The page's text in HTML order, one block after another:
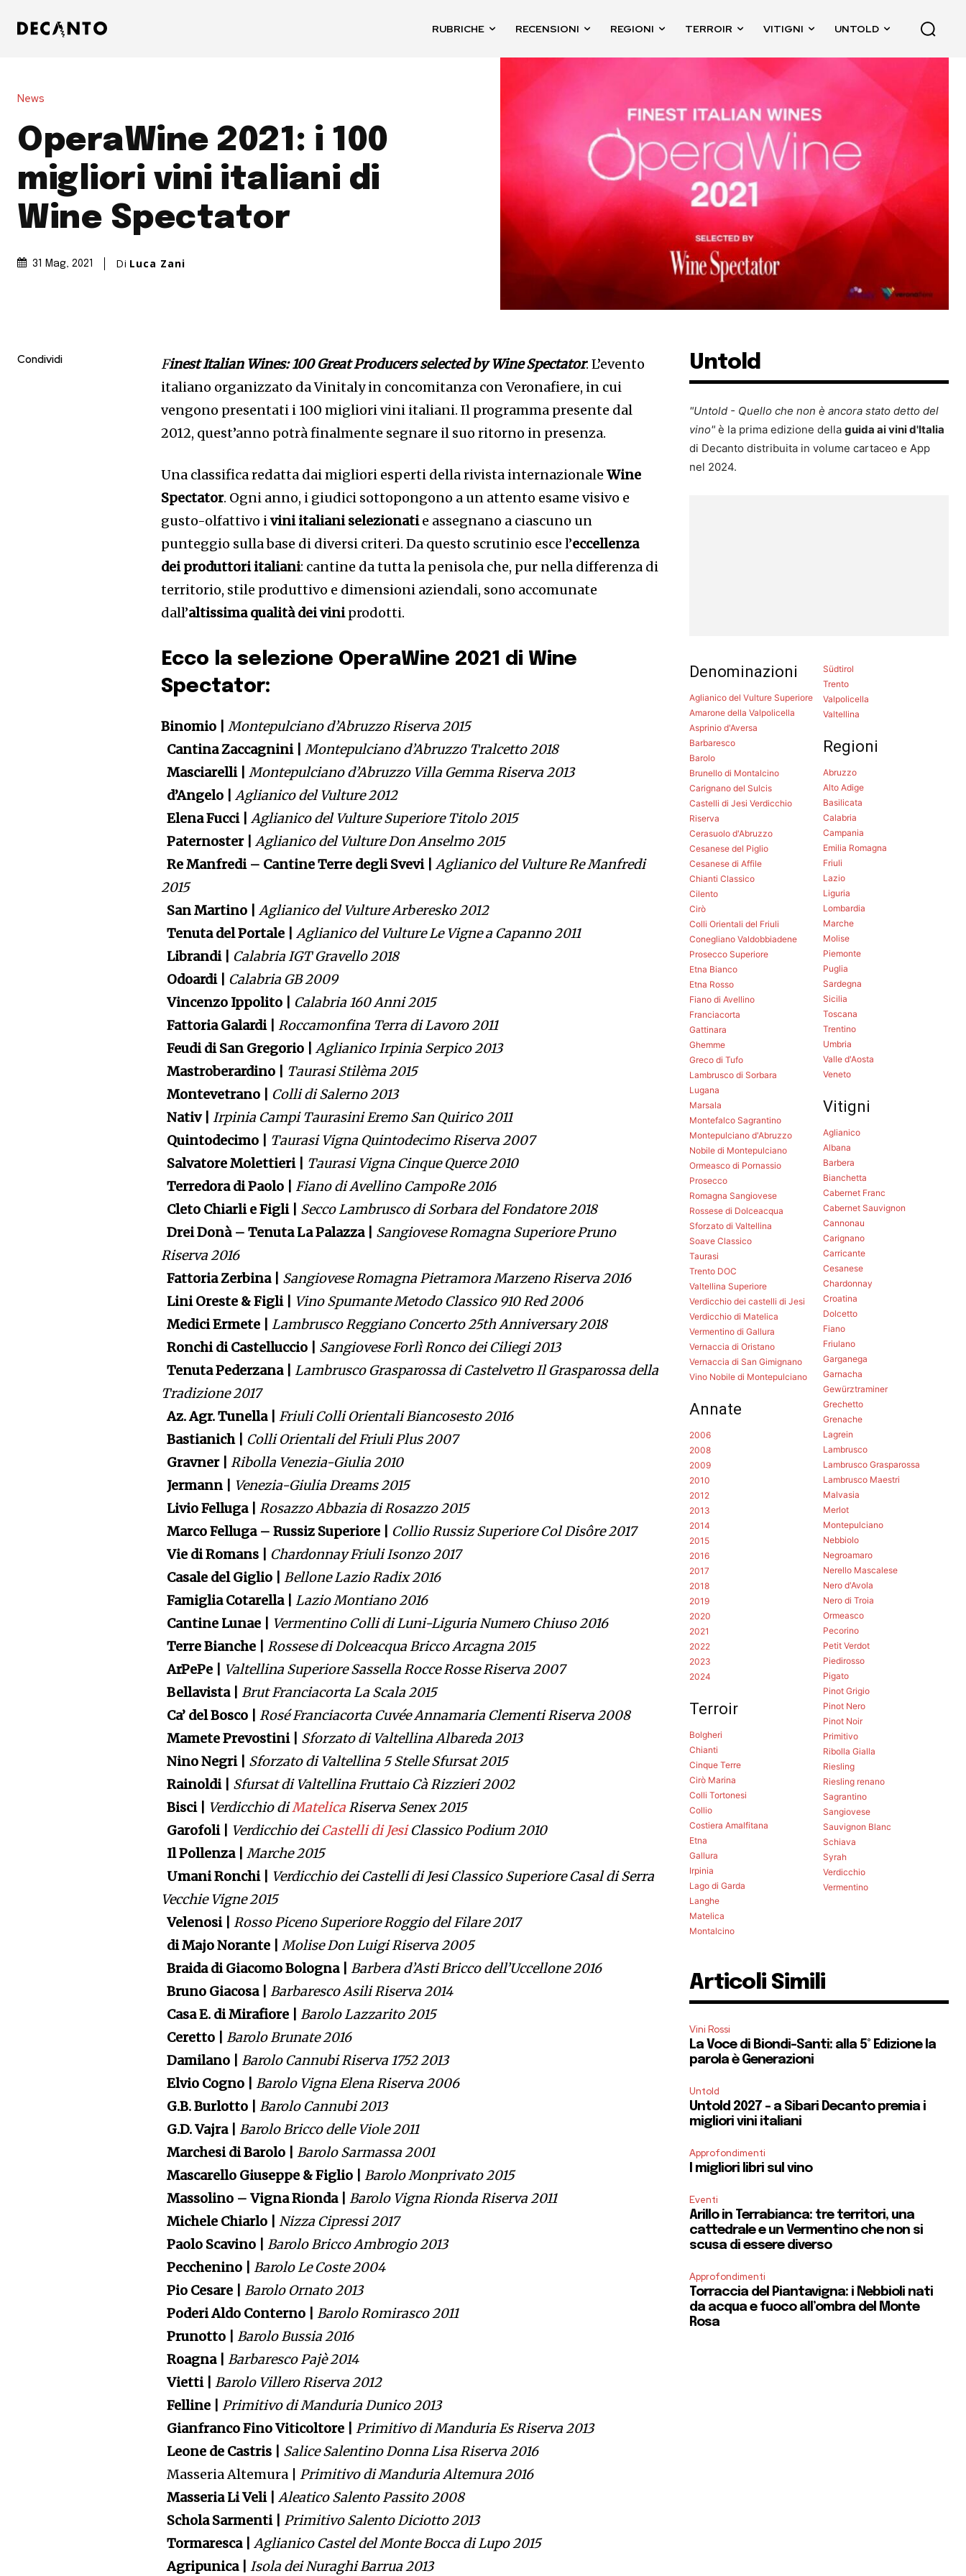
RUBRICHE RECENSIONI REGIONI TERROIR VITIGNI UNTOLD
News
OperaWine 2021: i 100
migliori vini italiani di
Wine Spectator
31 Mag, 2021 Di Luca Zani
Condividi Finest Italian Wines: 100 Great Producers selected by Wine Spectator. L’evento
italiano organizzato da Vinitaly in concomitanza con Veronafiere, in cui
vengono presentati i 100 migliori vini italiani. Il programma presente dal
2012, quest’anno potrà finalmente segnare il suo ritorno in presenza.
Una classifica redatta dai migliori esperti della rivista internazionaleWine
Spectator. Ogni anno, i giudici sottopongono a un attento esame visivo e
gusto-olfattivo ivini italiani selezionatie assegnano a ciascuno un
punteggio sulla base di diversi criteri. Da questo scrutinio esce l’eccellenza
dei produttori italiani: cantine da tutta la penisola che, pur nella differenza di
territorio, stile produttivo e dimensioni aziendali, sono accomunate
dall’altissima qualità dei viniprodotti.
Ecco la selezione OperaWine 2021 di Wine
Spectator:
Binomio |Montepulciano d’Abruzzo Riserva 2015
Cantina Zaccagnini |Montepulciano d’Abruzzo Tralcetto 2018
Masciarelli |Montepulciano d’Abruzzo Villa Gemma Riserva 2013
d’Angelo |Aglianico del Vulture 2012
Elena Fucci |Aglianico del Vulture Superiore Titolo 2015
Paternoster |Aglianico del Vulture Don Anselmo 2015
Re Manfredi – Cantine Terre degli Svevi |Aglianico del Vulture Re Manfredi
2015
San Martino |Aglianico del Vulture Arberesko 2012
Tenuta del Portale |Aglianico del Vulture Le Vigne a Capanno 2011
Librandi | Calabria IGT Gravello 2018
Odoardi | Calabria GB 2009
Vincenzo Ippolito | Calabria 160 Anni 2015
Fattoria Galardi |Roccamonfina Terra di Lavoro 2011
Feudi di San Gregorio |Aglianico Irpinia Serpico 2013
Mastroberardino | Taurasi Stilèma 2015
Montevetrano | Colli di Salerno 2013
Nativ |Irpinia Campi Taurasini Eremo San Quirico 2011
Quintodecimo | Taurasi Vigna Quintodecimo Riserva 2007
Salvatore Molettieri | Taurasi Vigna Cinque Querce 2010
Terredora di Paolo | Fiano di Avellino CampoRe 2016
Cleto Chiarli e Figli | Secco Lambrusco di Sorbara del Fondatore 2018
Drei Donà – Tenuta La Palazza | Sangiovese Romagna Superiore Pruno
Riserva 2016
Fattoria Zerbina | Sangiovese Romagna Pietramora Marzeno Riserva 2016
Lini Oreste & Figli |
Vino Spumante Metodo Classico 910 Red 2006
Medici Ermete |Lambrusco Reggiano Concerto 25th Anniversary 2018
Ronchi di Castelluccio | Sangiovese Forlì Ronco dei Ciliegi 2013
Tenuta Pederzana |Lambrusco Grasparossa di Castelvetro Il Grasparossa della
Tradizione 2017
Az. Agr. Tunella | Friuli Colli Orientali Biancosesto 2016
Bastianich | Colli Orientali del Friuli Plus 2007
Gravner |Ribolla Venezia-Giulia 2010
Jermann |
Venezia-Giulia Dreams 2015
Livio Felluga |Rosazzo Abbazia di Rosazzo 2015
Marco Felluga – Russiz Superiore | Collio Russiz Superiore Col Disôre 2017
Vie di Romans | Chardonnay Friuli Isonzo 2017
Casale del Giglio |Bellone Lazio Radix 2016
Famiglia Cotarella |Lazio Montiano 2016
Cantine Lunae |
Vermentino Colli di Luni-Liguria Numero Chiuso 2016
Terre Bianche |Rossese di Dolceacqua Bricco Arcagna 2015
ArPePe |
Valtellina Superiore Sassella Rocce Rosse Riserva 2007
Bellavista |Brut Franciacorta La Scala 2015
Ca’ del Bosco |Rosé Franciacorta Cuvée Annamaria Clementi Riserva 2008
Mamete Prevostini | Sforzato di Valtellina Albareda 2013
Nino Negri | Sforzato di Valtellina 5 Stelle Sfursat 2015
Rainoldi | Sfursat di Valtellina Fruttaio Cà Rizzieri 2002
Bisci |
Verdicchio diMatelicaRiserva Senex 2015
Garofoli |
Verdicchio deiCastelli di JesiClassico Podium 2010
Il Pollenza |Marche 2015
Umani Ronchi |
Verdicchio dei Castelli di Jesi Classico Superiore Casal di Serra
Vecchie Vigne 2015
Velenosi |Rosso Piceno Superiore Roggio del Filare 2017
di Majo Norante |Molise Don Luigi Riserva 2005
Braida di Giacomo Bologna |Barbera d’Asti Bricco dell’Uccellone 2016
Bruno Giacosa |Barbaresco Asili Riserva 2014
Casa E. di Mirafiore |Barolo Lazzarito 2015
Ceretto |Barolo Brunate 2016
Damilano |Barolo Cannubi Riserva 1752 2013
Elvio Cogno |Barolo Vigna Elena Riserva 2006
G.B. Burlotto |Barolo Cannubi 2013
G.D. Vajra |Barolo Bricco delle Viole 2011
Marchesi di Barolo |Barolo Sarmassa 2001
Mascarello Giuseppe & Figlio |Barolo Monprivato 2015
Massolino – Vigna Rionda |Barolo Vigna Rionda Riserva 2011
Michele Chiarlo |Nizza Cipressi 2017
Paolo Scavino |Barolo Bricco Ambrogio 2013
Pecchenino |Barolo Le Coste 2004
Pio Cesare |Barolo Ornato 2013
Poderi Aldo Conterno |Barolo Romirasco 2011
Prunotto |Barolo Bussia 2016
Roagna |Barbaresco Pajè 2014
Vietti |Barolo Villero Riserva 2012
Felline |Primitivo di Manduria Dunico 2013
Gianfranco Fino Viticoltore |Primitivo di Manduria Es Riserva 2013
Leone de Castris | Salice Salentino Donna Lisa Riserva 2016
Masseria Altemura |Primitivo di Manduria Altemura 2016
Masseria Li Veli |Aleatico Salento Passito 2008
Schola Sarmenti |Primitivo Salento Diciotto 2013
Tormaresca |Aglianico Castel del Monte Bocca di Lupo 2015
Agripunica |Isola dei Nuraghi Barrua 2013
Untold
"Untold - Quello che non è ancora stato detto del
vino" è la prima edizione dellaguida ai vini d'Italia
di Decanto distribuita in volume cartaceo e App
nel 2024.
Denominazioni
Aglianico del Vulture Superiore
Amarone della Valpolicella
Asprinio d'Aversa
Barbaresco
Barolo
Brunello di Montalcino
Carignano del Sulcis
Castelli di Jesi Verdicchio
Riserva
Cerasuolo d'Abruzzo
Cesanese del Piglio
Cesanese di Affile
Chianti Classico
Cilento
Cirò
Colli Orientali del Friuli
Conegliano Valdobbiadene
Prosecco Superiore
Etna Bianco
Etna Rosso
Fiano di Avellino
Franciacorta
Gattinara
Ghemme
Greco di Tufo
Lambrusco di Sorbara
Lugana
Marsala
Montefalco Sagrantino
Montepulciano d'Abruzzo
Nobile di Montepulciano
Ormeasco di Pornassio
Prosecco
Romagna Sangiovese
Rossese di Dolceacqua
Sforzato di Valtellina
Soave Classico
Taurasi
Trento DOC
Valtellina Superiore
Verdicchio dei castelli di Jesi
Verdicchio di Matelica
Vermentino di Gallura
Vernaccia di Oristano
Vernaccia di San Gimignano
Vino Nobile di Montepulciano
Annate
2006
2008
2009
2010
2012
2013
2014
2015
2016
2017
2018
2019
2020
2021
2022
2023
2024
Terroir
Bolgheri
Chianti
Cinque Terre
Cirò Marina
Colli Tortonesi
Collio
Costiera Amalfitana
Etna
Gallura
Irpinia
Lago di Garda
Langhe
Matelica
Montalcino
Südtirol
Trento
Valpolicella
Valtellina
Regioni
Abruzzo
Alto Adige
Basilicata
Calabria
Campania
Emilia Romagna
Friuli
Lazio
Liguria
Lombardia
Marche
Molise
Piemonte
Puglia
Sardegna
Sicilia
Toscana
Trentino
Umbria
Valle d'Aosta
Veneto
Vitigni
Aglianico
Albana
Barbera
Bianchetta
Cabernet Franc
Cabernet Sauvignon
Cannonau
Carignano
Carricante
Cesanese
Chardonnay
Croatina
Dolcetto
Fiano
Friulano
Garganega
Garnacha
Gewürztraminer
Grechetto
Grenache
Lagrein
Lambrusco
Lambrusco Grasparossa
Lambrusco Maestri
Malvasia
Merlot
Montepulciano
Nebbiolo
Negroamaro
Nerello Mascalese
Nero d'Avola
Nero di Troia
Ormeasco
Pecorino
Petit Verdot
Piedirosso
Pigato
Pinot Grigio
Pinot Nero
Pinot Noir
Primitivo
Ribolla Gialla
Riesling
Riesling renano
Sagrantino
Sangiovese
Sauvignon Blanc
Schiava
Syrah
Verdicchio
Vermentino
Articoli Simili
Vini Rossi
La Voce di Biondi-Santi: alla 5° Edizione la
parola è Generazioni
Untold
Untold 2027 – a Sibari Decanto premia i
migliori vini italiani
Approfondimenti
I migliori libri sul vino
Eventi
Arillo in Terrabianca: tre territori, una
cattedrale e un Vermentino che non si
scusa di essere diverso
Approfondimenti
Torraccia del Piantavigna: i Nebbioli nati
da acqua e fuoco all’ombra del Monte
Rosa